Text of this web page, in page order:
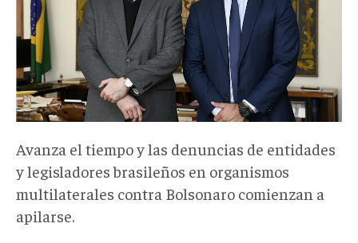
Avanza el tiempo y las denuncias de entidades
y legisladores brasileños en organismos
multilaterales contra Bolsonaro comienzan a
apilarse.